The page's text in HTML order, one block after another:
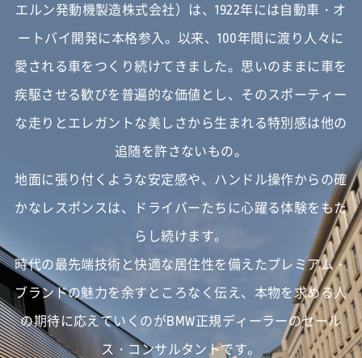
エルン発動機製造株式会社）は、1922年には自動車・オ
ートバイ開発に本格参入。以来、100年間に渡り人々に
愛される車をつくり続けてきました。 思いのままに車を
疾駆させる歓びを普遍的な価値とし、 そのスポーティー
な走りとエレガントな美しさから生まれる特別感は他の
追随を許さないもの。
地面に張り付くような安定感や、ハンドル操作からの確
かなレスポンスは、
ドライバーたちに心躍る体験をもた
らし続けます。
時代の最先端技術と快適な居住性を備えたプレミアム・
ブランドの魅力を余すところなく伝え、 本物を求める人
の期待に応えていくのがBMW正規ディーラーのセール
ス・コンサルタントです。